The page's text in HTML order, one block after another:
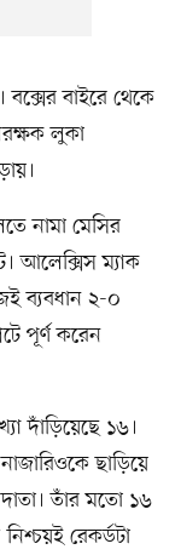
বক্সের বাইরে থেকে
লুকা
নামা মেসির
আলেক্সিস ম্যাক
ব্যবধান ২-০
পূর্ণ করেন
দাঁড়িয়েছে ১৬।
ছাড়িয়ে
তাঁর মতো ১৬
রেকর্ডটা